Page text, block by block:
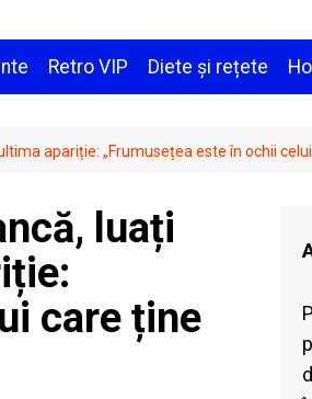
Retro VIP Diete și rețete
apariție: „Frumusețea este în ochii
luați
care ține